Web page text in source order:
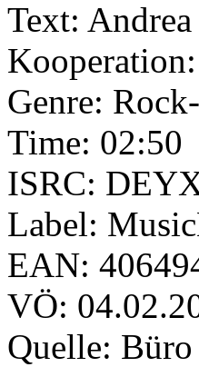
Text:
Genre:
Time: 02:50
ISRC:
Label:
EAN:
VÖ:
Quelle: